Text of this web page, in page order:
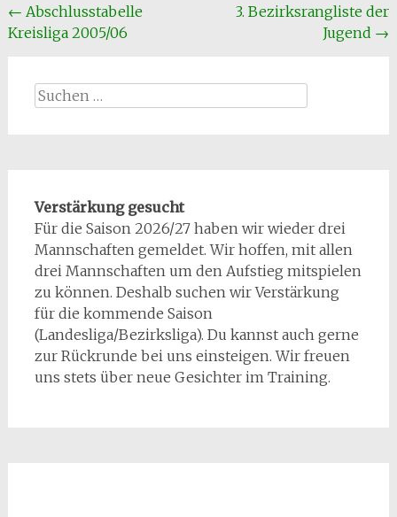
Beitragsnavigation
← Abschlusstabelle
Kreisliga 2005/06
3. Bezirksrangliste der
Jugend →
Suchen
Verstärkung gesucht
Für die Saison 2026/27 haben wir wieder drei
Mannschaften gemeldet. Wir hoffen, mit allen
drei Mannschaften um den Aufstieg mitspielen
zu können. Deshalb suchen wir Verstärkung
für die kommende Saison
(Landesliga/Bezirksliga). Du kannst auch gerne
zur Rückrunde bei uns einsteigen. Wir freuen
uns stets über neue Gesichter im Training.